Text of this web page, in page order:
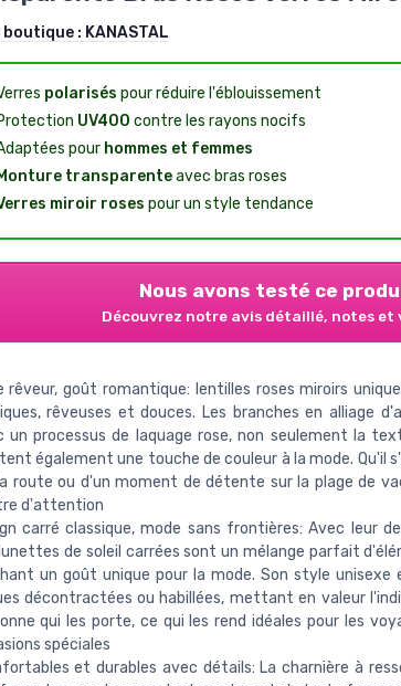
boutique : KANASTAL
polarisés pour réduire l'éblouissement
UV400 contre les rayons nocifs
pour hommes et femmes
transparenteavec bras roses
miroir roses pour un style tendance
Nous avons testé ce
Découvrez notre avis détaillé, notes et
rêveur, goût romantique: lentilles roses miroirs
rêveuses et douces. Les branches en alliage
un processus de laquage rose, non seulement la
également une touche de couleur à la mode. Qu'il
route ou d'un moment de détente sur la plage de
d'attention
carré classique, mode sans frontières: Avec leur
de soleil carrées sont un mélange parfait
un goût unique pour la mode. Son style
décontractées ou habillées, mettant en valeur
qui les porte, ce qui les rend idéales pour les
spéciales
et durables avec détails: La charnière à